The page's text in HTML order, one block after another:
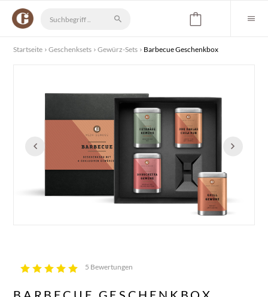
Startseite Geschenksets Gewürz-Sets Barbecue Geschenkbox
5 Bewertungen